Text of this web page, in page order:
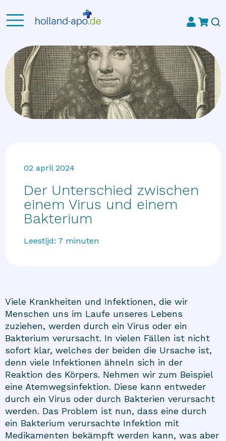
02 april 2024
Der Unterschied zwischen
einem Virus und einem
Bakterium
Leestijd: 7 minuten
Viele Krankheiten und Infektionen, die wir
Menschen uns im Laufe unseres Lebens
zuziehen, werden durch ein Virus oder ein
Bakterium verursacht. In vielen Fällen ist nicht
sofort klar, welches der beiden die Ursache ist,
denn viele Infektionen ähneln sich in der
Reaktion des Körpers. Nehmen wir zum Beispiel
eine Atemwegsinfektion. Diese kann entweder
durch ein Virus oder durch Bakterien verursacht
werden. Das Problem ist nun, dass eine durch
ein Bakterium verursachte Infektion mit
Medikamenten bekämpft werden kann, was aber